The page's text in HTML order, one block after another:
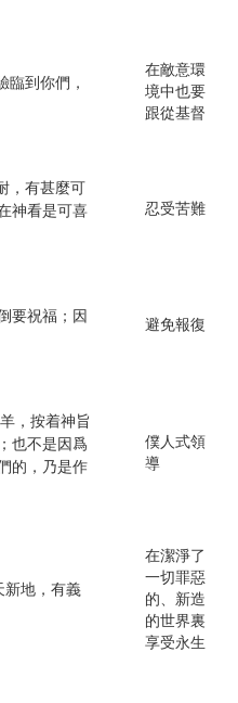
到你們，
在敵意環
境中也要
跟從基督
，有甚麼可
神看是可喜
忍受苦難
要祝福；因
避免報復
，按着神旨
也不是因爲
的，乃是作
僕人式領
導
新地，有義
在潔淨了
一切罪惡
的、新造
的世界裏
享受永生